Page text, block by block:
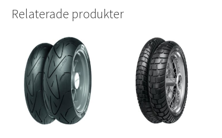
Relaterade produkter